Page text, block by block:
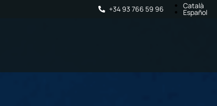
+34 93 766 59 96 Català
Español